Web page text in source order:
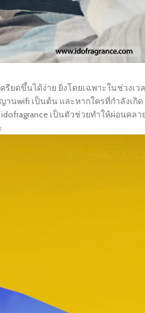
ยดขึ้นได้ง่าย ยิ่งโดยเฉพาะในช่วงเว
นwifi เป็นต้น และหากใครที่กำลังเกิด
เป็นตัวช่วยทำให้ผ่อนคลา